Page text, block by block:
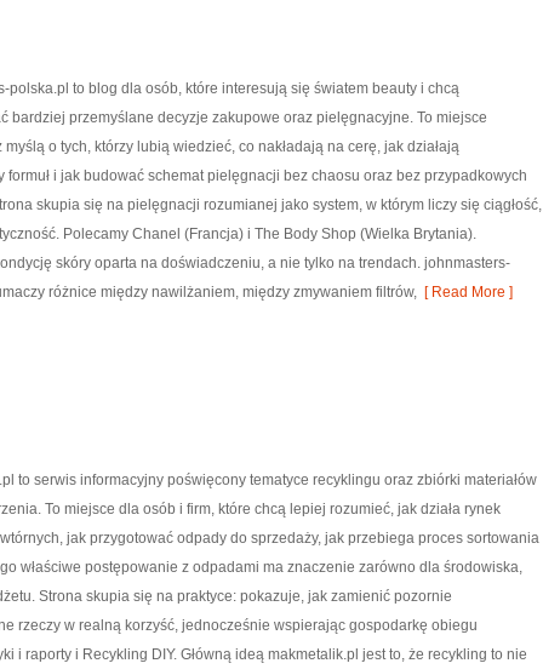
polska.pl to blog dla osób, które interesują się światem beauty i chcą
bardziej przemyślane decyzje zakupowe oraz pielęgnacyjne. To miejsce
myślą o tych, którzy lubią wiedzieć, co nakładają na cerę, jak działają
formuł i jak budować schemat pielęgnacji bez chaosu oraz bez przypadkowych
skupia się na pielęgnacji rozumianej jako system, w którym liczy się ciągłość,
Polecamy Chanel (Francja) i The Body Shop (Wielka Brytania).
skóry oparta na doświadczeniu, a nie tylko na trendach. johnmasters-
różnice między nawilżaniem, między zmywaniem filtrów, [ Read More ]
to serwis informacyjny poświęcony tematyce recyklingu oraz zbiórki materiałów
To miejsce dla osób i firm, które chcą lepiej rozumieć, jak działa rynek
jak przygotować odpady do sprzedaży, jak przebiega proces sortowania
właściwe postępowanie z odpadami ma znaczenie zarówno dla środowiska,
Strona skupia się na praktyce: pokazuje, jak zamienić pozornie
rzeczy w realną korzyść, jednocześnie wspierając gospodarkę obiegu
i raporty i Recykling DIY. Główną ideą makmetalik.pl jest to, że recykling to nie